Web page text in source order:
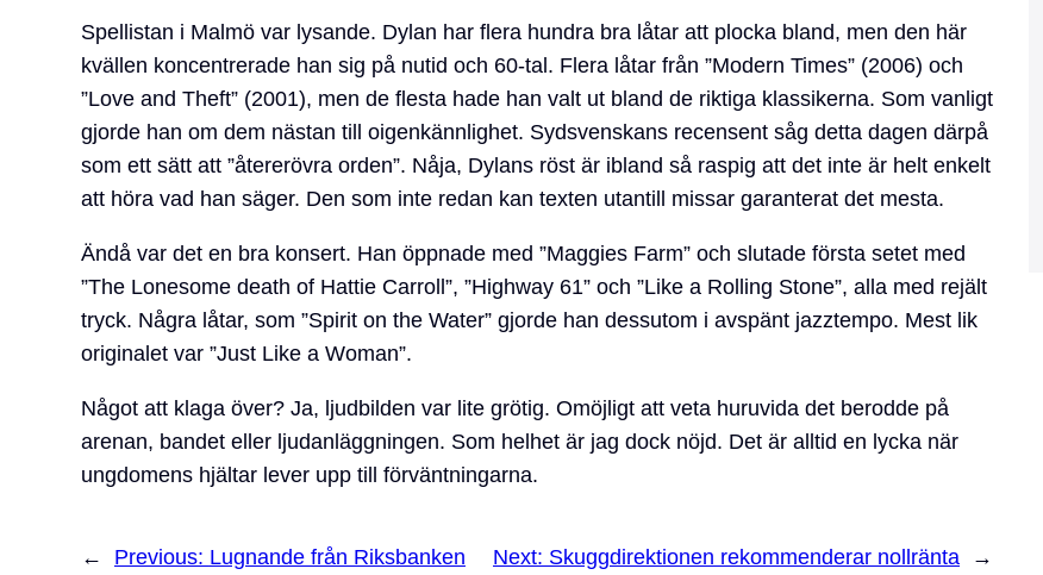
Spellistan i Malmö var lysande. Dylan har flera hundra bra låtar att plocka bland, men den här
kvällen koncentrerade han sig på nutid och 60-tal. Flera låtar från ”Modern Times” (2006) och
”Love and Theft” (2001), men de flesta hade han valt ut bland de riktiga klassikerna. Som vanligt
gjorde han om dem nästan till oigenkännlighet. Sydsvenskans recensent såg detta dagen därpå
som ett sätt att ”återerövra orden”. Nåja, Dylans röst är ibland så raspig att det inte är helt enkelt
att höra vad han säger. Den som inte redan kan texten utantill missar garanterat det mesta.
Ändå var det en bra konsert. Han öppnade med ”Maggies Farm” och slutade första setet med
”The Lonesome death of Hattie Carroll”, ”Highway 61” och ”Like a Rolling Stone”, alla med rejält
tryck. Några låtar, som ”Spirit on the Water” gjorde han dessutom i avspänt jazztempo. Mest lik
originalet var ”Just Like a Woman”.
Något att klaga över? Ja, ljudbilden var lite grötig. Omöjligt att veta huruvida det berodde på
arenan, bandet eller ljudanläggningen. Som helhet är jag dock nöjd. Det är alltid en lycka när
ungdomens hjältar lever upp till förväntningarna.
← Previous: Lugnande från Riksbanken Next: Skuggdirektionen rekommenderar nollränta →